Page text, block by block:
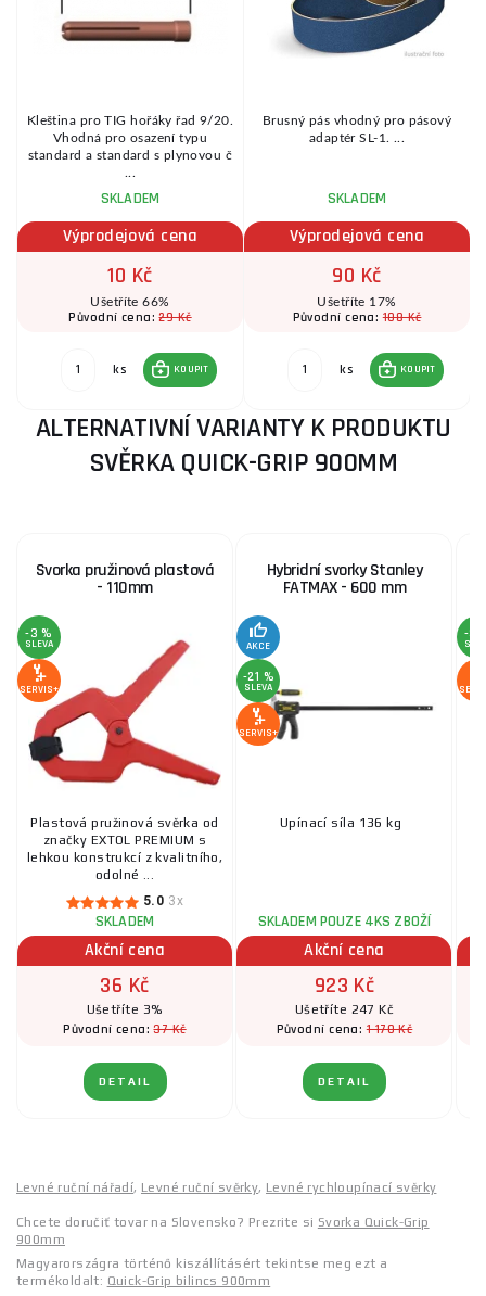
Kleština pro TIG hořáky řad 9/20.
Vhodná pro osazení typu
standard a standard s plynovou č
SKLADEM
Výprodejová cena
10 Kč
Ušetříte 66%
Původní cena:29 Kč
ks KOUPIT
Brusný pás vhodný pro pásový
adaptér SL-1. ...
SKLADEM
Výprodejová cena
90 Kč
Ušetříte 17%
Původní cena:108 Kč
ks KOUPIT
ALTERNATIVNÍ VARIANTY K PRODUKTU
SVĚRKA QUICK-GRIP 900MM
Svorka pružinová plastová
- 110mm
-3 %
SLEVA
SERVIS+
Plastová pružinová svěrka od
značky EXTOL PREMIUM s
lehkou konstrukcí z kvalitního,
odolné ...
5.0 3x
SKLADEM
Akční cena
36 Kč
Ušetříte 3%
Původní cena:37 Kč
DETAIL
Hybridní svorky Stanley
FATMAX - 600 mm
AKCE
-21 %
SLEVA
SERVIS+
Upínací síla 136 kg
SKLADEM POUZE 4KS ZBOŽÍ
Akční cena
923 Kč
Ušetříte 247 Kč
Původní cena:1 170 Kč
DETAIL
-3
Levné ruční nářadí, Levné ruční svěrky, Levné rychloupínací svěrky
Chcete doručiť tovar na Slovensko? Prezrite si Svorka Quick-Grip
900mm
Magyarországra történő kiszállításért tekintse meg ezt a
termékoldalt: Quick-Grip bilincs 900mm